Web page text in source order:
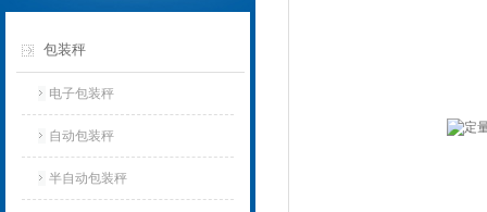
包装秤
电子包装秤
自动包装秤
半自动包装秤